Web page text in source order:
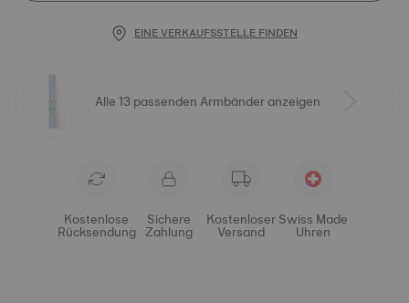
EINE VERKAUFSSTELLE FINDEN
Alle 13 passenden Armbänder anzeigen
Kostenlose
Rücksendung
Sichere
Zahlung
Kostenloser
Versand
Swiss Made
Uhren